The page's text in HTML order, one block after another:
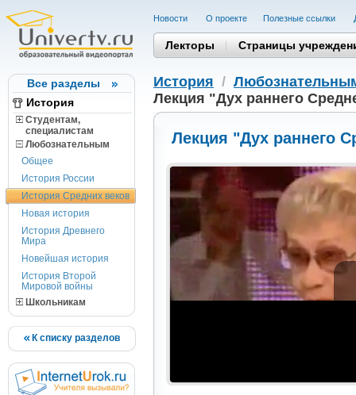
Все разделы
История
Студентам,
cпециалистам
Любознательным
Общее
История России
История Средних веков
Новая история
История Древнего
Мира
Новейшая история
История Второй
Мировой войны
Школьникам
К списку разделов
Новости О проекте Полезные cсылки
Лекторы Страницы
История /
Лекция "Дух раннего
Лекция "Дух раннего